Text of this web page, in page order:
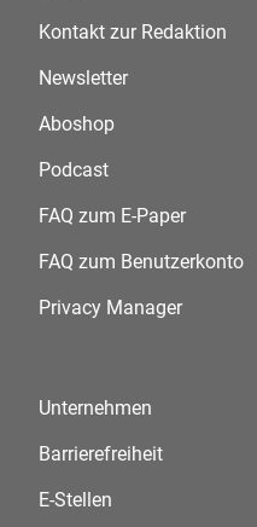
Kontakt zur Redaktion
Newsletter
Aboshop
Podcast
FAQ zum E-Paper
FAQ zum Benutzerkonto
Privacy Manager
Unternehmen
Barrierefreiheit
E-Stellen